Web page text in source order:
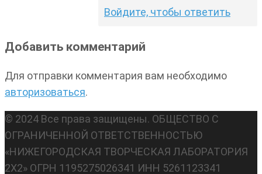
Войдите, чтобы ответить
Добавить комментарий
Для отправки комментария вам необходимо
авторизоваться.
© 2024 Все права защищены. ОБЩЕСТВО С
ОГРАНИЧЕННОЙ ОТВЕТСТВЕННОСТЬЮ
«НИЖЕГОРОДСКАЯ ТВОРЧЕСКАЯ ЛАБОРАТОРИЯ
2Х2» ОГРН 1195275026341 ИНН 5261123341